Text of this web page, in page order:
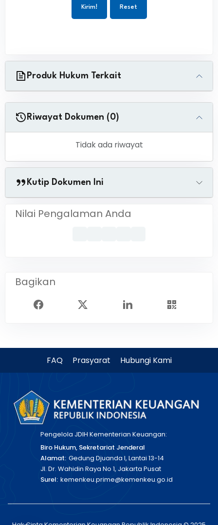
Kirim! Reset
Produk Hukum Terkait
Riwayat Dokumen (0)
Tidak ada riwayat
Kutip Dokumen Ini
Nilai Pengalaman Anda
Bagikan
FAQ Prasyarat Hubungi Kami
Pengelola JDIH Kementerian Keuangan:
Biro Hukum, Sekretariat Jenderal
Alamat: Gedung Djuanda I, Lantai 13-14
Jl. Dr. Wahidin Raya No 1, Jakarta Pusat
Surel: kemenkeu.prime@kemenkeu.go.id